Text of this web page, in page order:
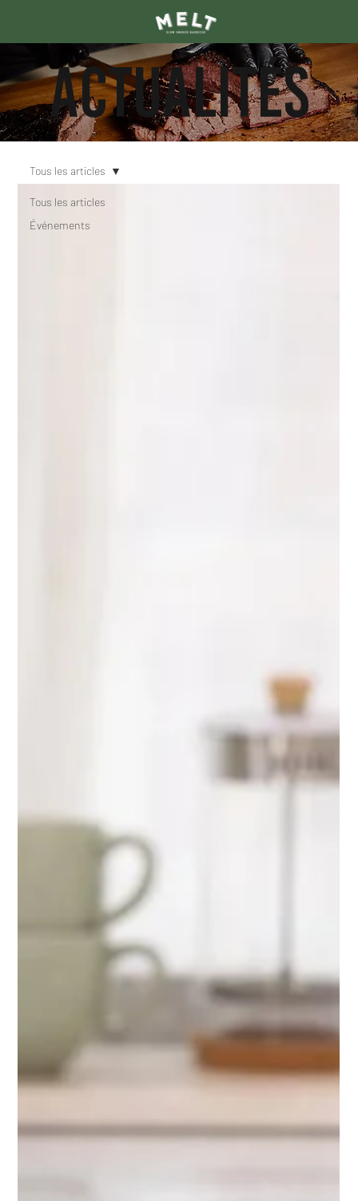
ACTUALITÉS
Tous les articles
Événements
Tous les articles